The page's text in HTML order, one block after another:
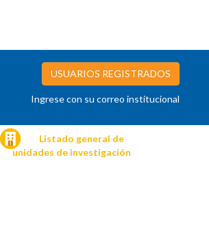
USUARIOS REGISTRADOS
Ingrese con su correo institucional
Listado general de
unidades de investigación